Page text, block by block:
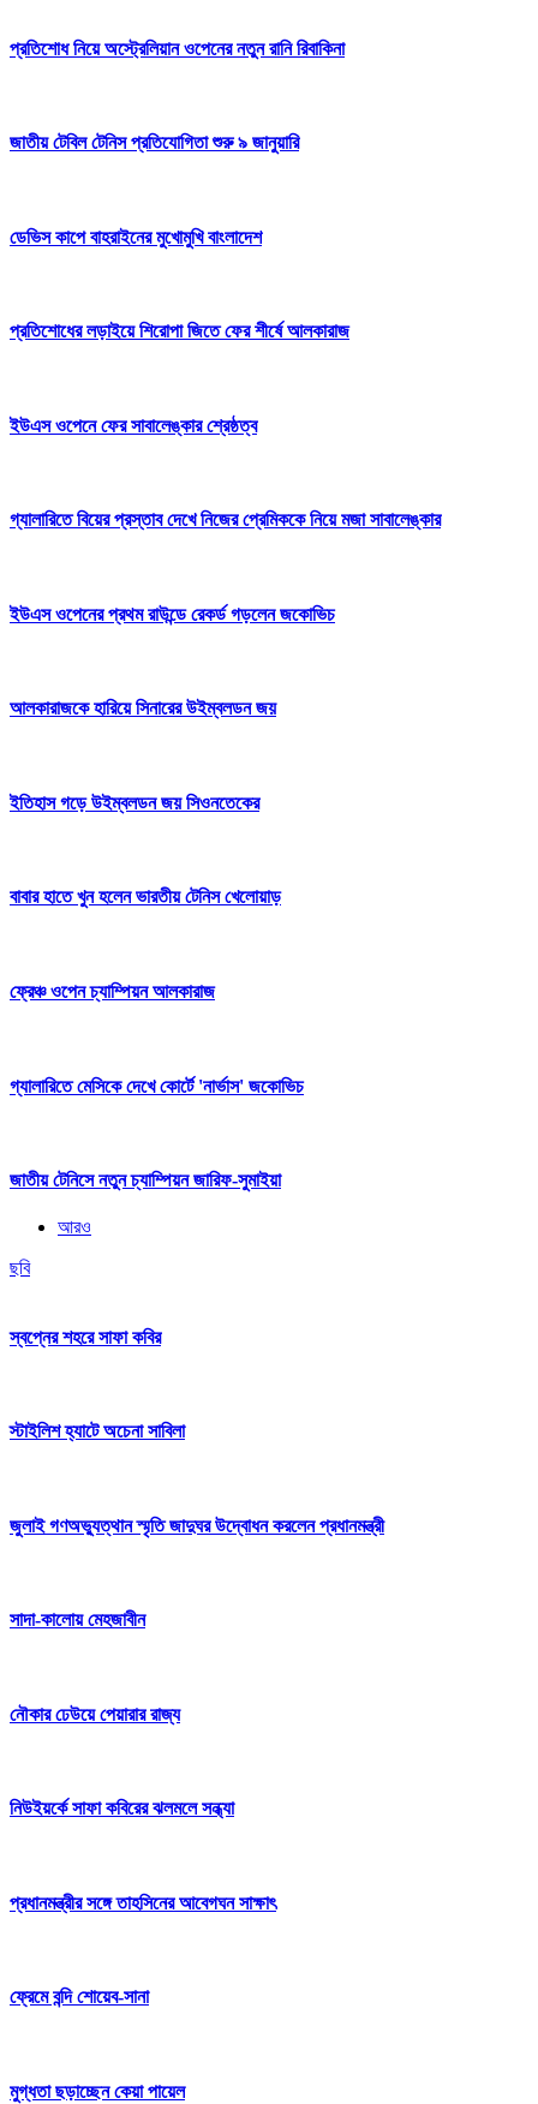
প্রতিশোধ নিয়ে অস্ট্রেলিয়ান ওপেনের নতুন রানি রিবাকিনা
জাতীয় টেবিল টেনিস প্রতিযোগিতা শুরু ৯ জানুয়ারি
ডেভিস কাপে বাহরাইনের মুখোমুখি বাংলাদেশ
প্রতিশোধের লড়াইয়ে শিরোপা জিতে ফের শীর্ষে আলকারাজ
ইউএস ওপেনে ফের সাবালেঙ্কার শ্রেষ্ঠত্ব
গ্যালারিতে বিয়ের প্রস্তাব দেখে নিজের প্রেমিককে নিয়ে মজা সাবালেঙ্কার
ইউএস ওপেনের প্রথম রাউন্ডে রেকর্ড গড়লেন জকোভিচ
আলকারাজকে হারিয়ে সিনারের উইম্বলডন জয়
ইতিহাস গড়ে উইম্বলডন জয় সিওনতেকের
বাবার হাতে খুন হলেন ভারতীয় টেনিস খেলোয়াড়
ফ্রেঞ্চ ওপেন চ্যাম্পিয়ন আলকারাজ
গ্যালারিতে মেসিকে দেখে কোর্টে 'নার্ভাস' জকোভিচ
জাতীয় টেনিসে নতুন চ্যাম্পিয়ন জারিফ-সুমাইয়া
আরও
ছবি
স্বপ্নের শহরে সাফা কবির
স্টাইলিশ হ্যাটে অচেনা সাবিলা
জুলাই গণঅভ্যুত্থান স্মৃতি জাদুঘর উদ্বোধন করলেন প্রধানমন্ত্রী
সাদা-কালোয় মেহজাবীন
নৌকার ঢেউয়ে পেয়ারার রাজ্য
নিউইয়র্কে সাফা কবিরের ঝলমলে সন্ধ্যা
প্রধানমন্ত্রীর সঙ্গে তাহসিনের আবেগঘন সাক্ষাৎ
ফ্রেমে বন্দি শোয়েব-সানা
মুগ্ধতা ছড়াচ্ছেন কেয়া পায়েল